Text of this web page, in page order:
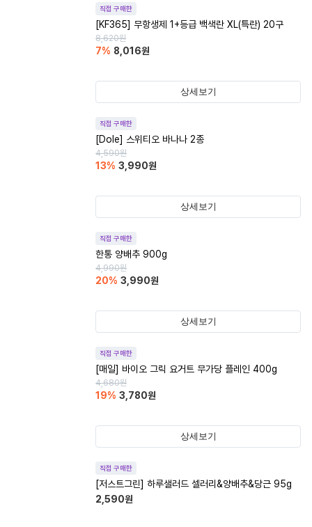
직접 구매한
[KF365] 무항생제 1+등급 백색란 XL(특란) 20구
8,620원
7% 8,016원
상세보기
직접 구매한
[Dole] 스위티오 바나나 2종
4,590원
13% 3,990원
상세보기
직접 구매한
한통 양배추 900g
4,990원
20% 3,990원
상세보기
직접 구매한
[매일] 바이오 그릭 요거트 무가당 플레인 400g
4,680원
19% 3,780원
상세보기
직접 구매한
[저스트그린] 하루샐러드 셀러리&양배추&당근 95g
2,590원